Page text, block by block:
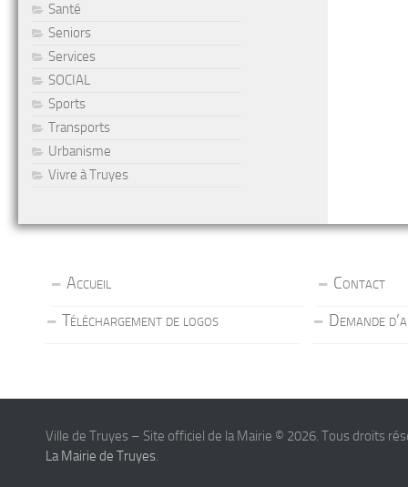
Santé
Seniors
Services
SOCIAL
Sports
Transports
Urbanisme
Vivre à Truyes
Accueil
Contact
Téléchargement de logos
Demande
Ville de Truyes – Site officiel de la Mairie © 2026. Tous droits
La Mairie de Truyes.